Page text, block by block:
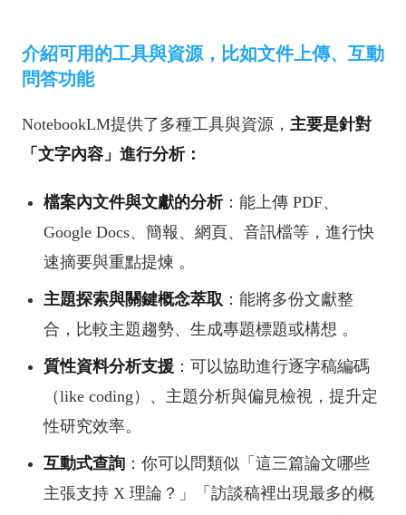
介紹可用的工具與資源，比如文件上傳、互動
問答功能
NotebookLM提供了多種工具與資源， 主要是針對
「文字內容」進行分析：
檔案內文件與文獻的分析：能上傳 PDF、
Google Docs、簡報、網頁、音訊檔等，進行快
速摘要與重點提煉 。
主題探索與關鍵概念萃取 ：能將多份文獻整
合，比較主題趨勢、生成專題標題或構想 。
質性資料分析支援 ：可以協助進行逐字稿編碼
（like coding）、主題分析與偏見檢視，提升定
性研究效率。
互動式查詢 ：你可以問類似「這三篇論文哪些
主張支持 X 理論？」「訪談稿裡出現最多的概